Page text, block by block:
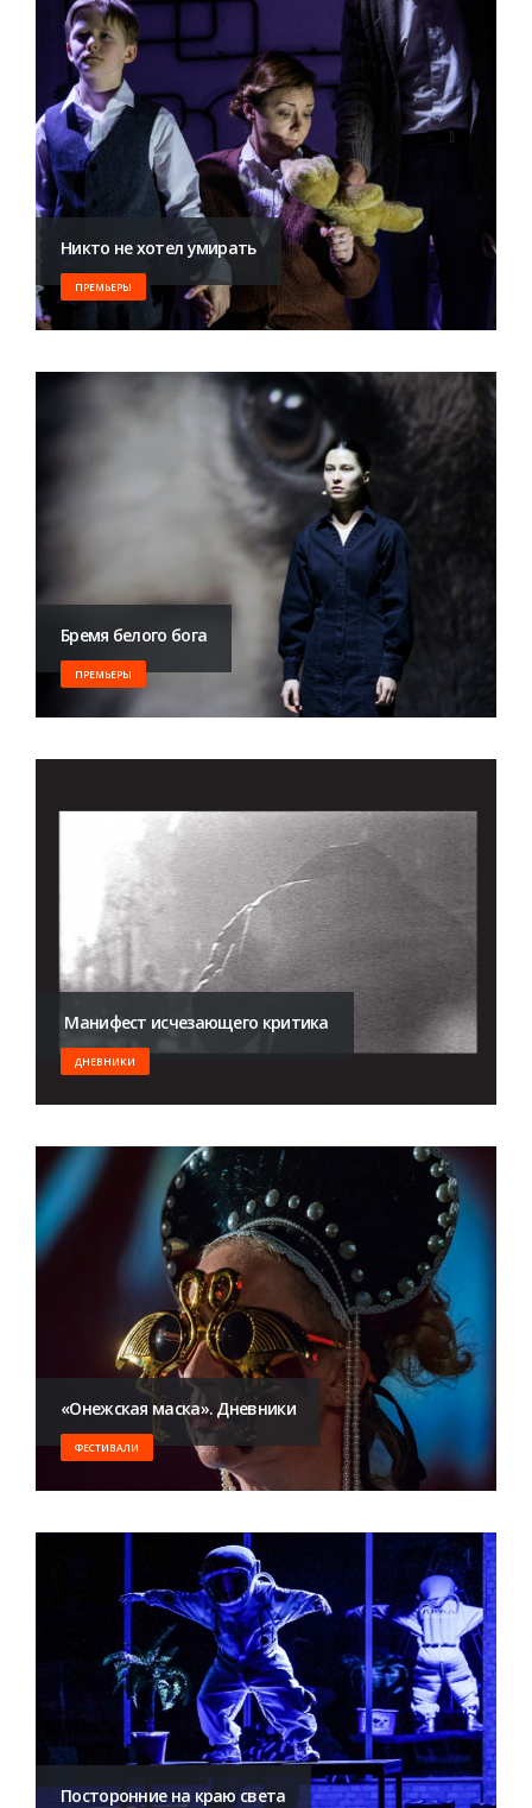
Никто не хотел умирать
ПРЕМЬЕРЫ
Бремя белого бога
ПРЕМЬЕРЫ
​ Манифест исчезающего критика
ДНЕВНИКИ
«Онежская маска». Дневники
ФЕСТИВАЛИ
Посторонние на краю света